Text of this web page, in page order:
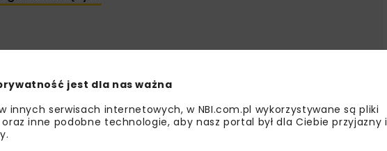
biometanu dla bezpieczeństwa
jest dla nas ważna
innych serwisach internetowych, w NBI.com.pl wykorzystywane są pliki
inne podobne technologie, aby nasz portal był dla Ciebie przyjazny i